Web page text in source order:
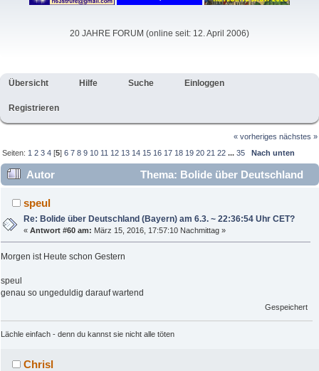
20 JAHRE FORUM (online seit: 12. April 2006)
Übersicht Hilfe Suche Einloggen
Registrieren
« vorheriges nächstes »
Seiten: 1 2 3 4 [5]6 7 8 9 10 11 12 13 14 15 16 17 18 19 20 21 22 ...35 Nach unten
Autor
Thema: Bolide über Deutschland
(Bayern) am 6.3. ~ 22:36:54 Uhr CET? (Gelesen 274866 mal)
speul
Re: Bolide über Deutschland (Bayern) am 6.3. ~ 22:36:54 Uhr CET?
«Antwort #60 am: März 15, 2016, 17:57:10 Nachmittag »
Morgen ist Heute schon Gestern
speul
genau so ungeduldig darauf wartend
Gespeichert
Lächle einfach - denn du kannst sie nicht alle töten
Chrisl